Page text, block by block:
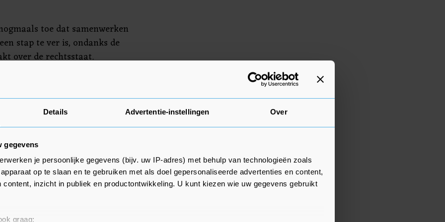
Details Advertentie-instellingen Over
gegevens
je persoonlijke gegevens (bijv. uw IP-adres) met behulp van technologieën zoals
op te slaan en te gebruiken met als doel gepersonaliseerde advertenties en content,
content, inzicht in publiek en productontwikkeling. U kunt kiezen wie uw gegevens gebruikt
graag:
toe dat samenwerken
stap te ver is, ondanks de
over de rechtsstaat.
lieten enkele leden zich
van de fractie om te stoppen
is een ingewikkelde positie
zegt Arnela (die haar
"Je kunt niet iedereen
wel een grote
NSC twintig zetels bij de
voelt ze "in eerste instantie"
de PVV.